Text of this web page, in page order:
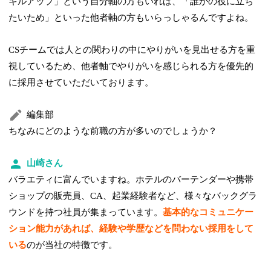
たいため」といった他者軸の方もいらっしゃるんですよね。
CSチームでは人との関わりの中にやりがいを見出せる方を重
視しているため、他者軸でやりがいを感じられる方を優先的
に採用させていただいております。
編集部
ちなみにどのような前職の方が多いのでしょうか？
山崎さん
バラエティに富んでいますね。ホテルのバーテンダーや携帯
ショップの販売員、CA、起業経験者など、様々なバックグラ
ウンドを持つ社員が集まっています。基本的なコミュニケー
ション能力があれば、経験や学歴などを問わない採用をして
いるのが当社の特徴です。